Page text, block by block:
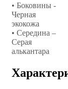
• Боковины -
Черная
экокожа
• Середина –
Серая
алькантара